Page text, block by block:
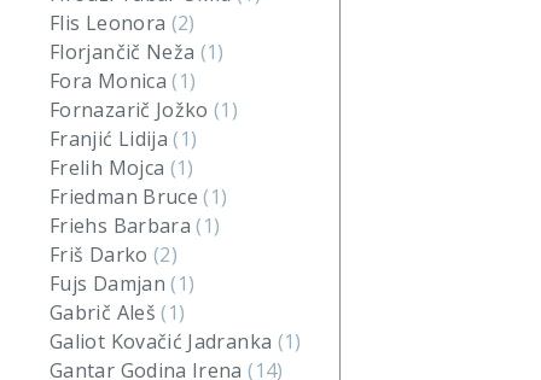
Flis Leonora (2)
Florjančič Neža (1)
Fora Monica(1)
Fornazarič Jožko(1)
Franjić Lidija(1)
Frelih Mojca (1)
Friedman Bruce(1)
Friehs Barbara(1)
Friš Darko (2)
Fujs Damjan(1)
Gabrič Aleš(1)
Galiot Kovačić Jadranka (1)
Gantar Godina Irena(14)